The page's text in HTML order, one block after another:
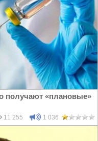
получают «плановые»
11 255 1 036